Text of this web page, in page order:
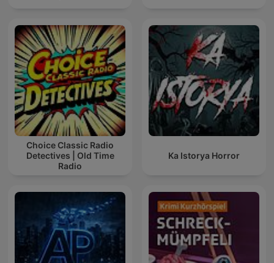
Choice Classic Radio
Detectives | Old Time
Radio
Ka Istorya Horror